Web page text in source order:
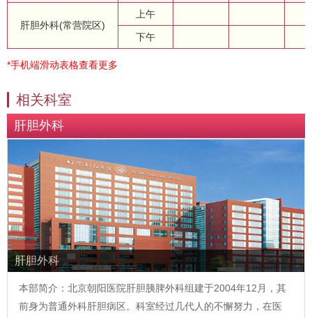
肝胆外科(常营院区)
上午
下午
*手机端滑动表格查看更多
相关科室
肝胆外科
肝胆外科
本部简介：北京朝阳医院肝胆胰脾外科组建于2004年12月，其
前身为普通外科肝胆病区。科室经过几代人的不懈努力，在医